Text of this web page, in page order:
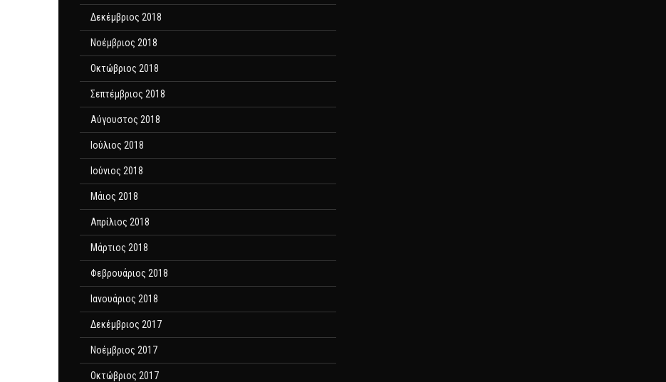
Δεκέμβριος 2018
Νοέμβριος 2018
Οκτώβριος 2018
Σεπτέμβριος 2018
Αύγουστος 2018
Ιούλιος 2018
Ιούνιος 2018
Μάιος 2018
Απρίλιος 2018
Μάρτιος 2018
Φεβρουάριος 2018
Ιανουάριος 2018
Δεκέμβριος 2017
Νοέμβριος 2017
Οκτώβριος 2017